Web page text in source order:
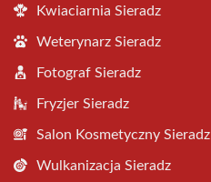
Kwiaciarnia Sieradz
Weterynarz Sieradz
Fotograf Sieradz
Fryzjer Sieradz
Salon Kosmetyczny Sieradz
Wulkanizacja Sieradz